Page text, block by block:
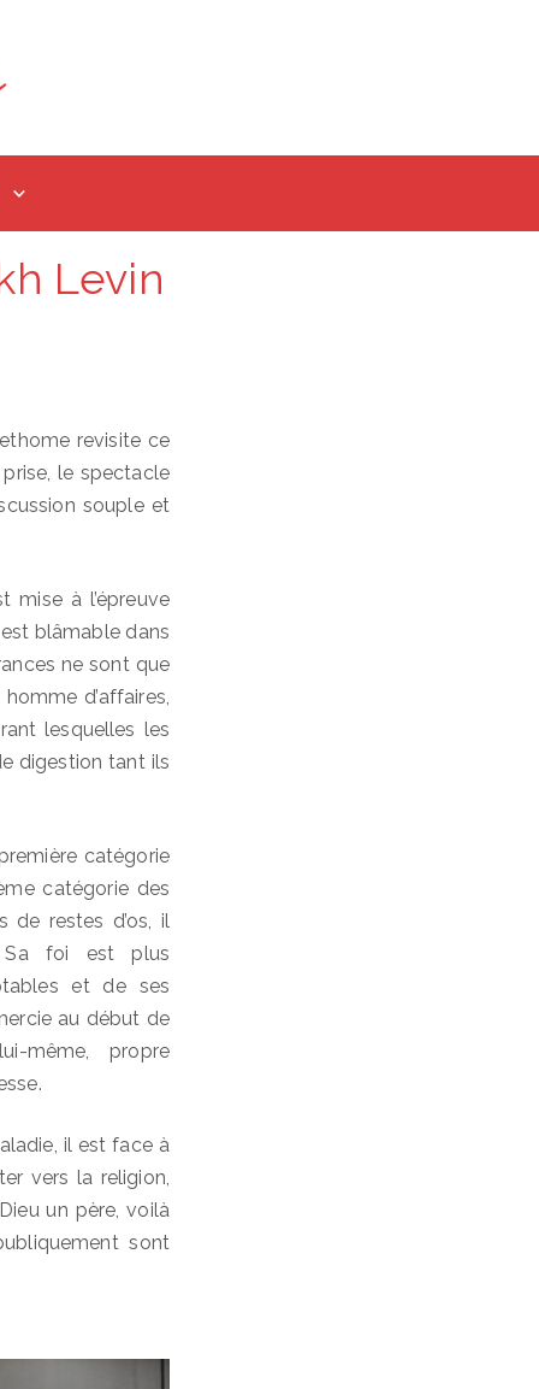
Levin
revisite ce
le spectacle
souple et
mise à l’épreuve
blâmable dans
ne sont que
d’affaires,
lesquelles les
digestion tant ils
catégorie
catégorie des
de restes d’os, il
Sa foi est plus
et de ses
au début de
même, propre
il est face à
vers la religion,
un père, voilà
sont